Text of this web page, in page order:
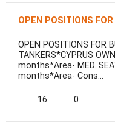
OPEN POSITIONS
OPEN POSITIONS FOR
TANKERS*CYPRUS
months*Area- MED.
months*Area- Cons…
16 0